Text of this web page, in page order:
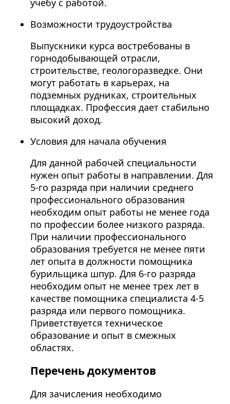
Возможности трудоустройства
Выпускники курса востребованы в
горнодобывающей отрасли,
строительстве, геологоразведке. Они
могут работать в карьерах, на
подземных рудниках, строительных
площадках. Профессия дает стабильно
высокий доход.
Условия для начала обучения
Для данной рабочей специальности
нужен опыт работы в направлении. Для
5-го разряда при наличии среднего
профессионального образования
необходим опыт работы не менее года
по профессии более низкого разряда.
При наличии профессионального
образования требуется не менее пяти
лет опыта в должности помощника
бурильщика шпур. Для 6-го разряда
необходим опыт не менее трех лет в
качестве помощника специалиста 4-5
разряда или первого помощника.
Приветствуется техническое
образование и опыт в смежных
областях.
Перечень документов
Для зачисления необходимо